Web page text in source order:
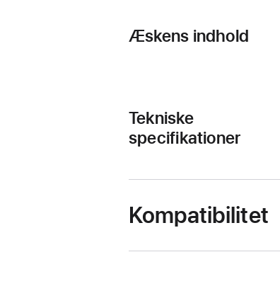
Æskens indhold
Tekniske
specifikationer
Kompatibilitet